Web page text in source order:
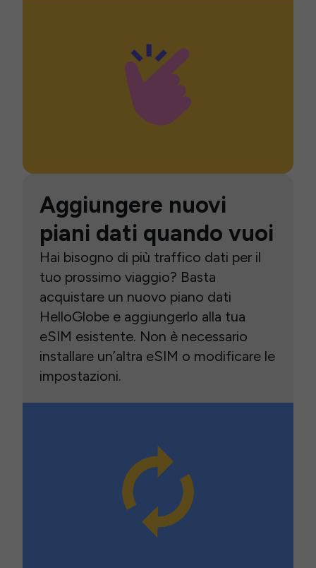
Aggiungere nuovi
piani dati quando vuoi
Hai bisogno di più traffico dati per il
tuo prossimo viaggio? Basta
acquistare un nuovo piano dati
HelloGlobe e aggiungerlo alla tua
eSIM esistente. Non è necessario
installare un’altra eSIM o modificare le
impostazioni.